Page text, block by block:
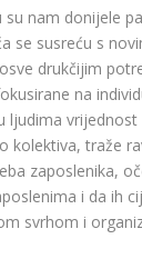
nam donijele
se susreću s
drukčijim
na
ljudima
kolektiva, traže
zaposlenika,
i da ih
svrhom i